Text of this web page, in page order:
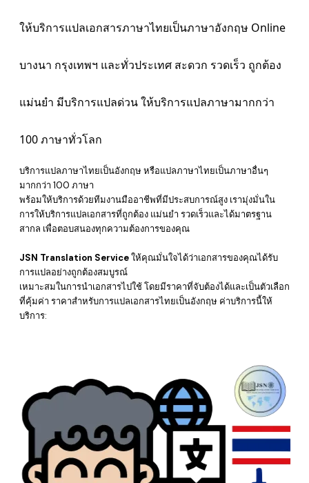
ให้บริการแปลเอกสารภาษาไทยเป็นภาษาอังกฤษ Online
บางนา กรุงเทพฯ และทั่วประเทศ สะดวก รวดเร็ว ถูกต้อง
แม่นยำ มีบริการแปลด่วน ให้บริการแปลภาษามากกว่า
100 ภาษาทั่วโลก
บริการแปลภาษาไทยเป็นอังกฤษ หรือแปลภาษาไทยเป็นภาษาอื่นๆ
มากกว่า 100 ภาษา
พร้อมให้บริการด้วยทีมงานมืออาชีพที่มีประสบการณ์สูง เรามุ่งมั่นใน
การให้บริการแปลเอกสารที่ถูกต้อง แม่นยำ รวดเร็วและได้มาตรฐาน
สากล เพื่อตอบสนองทุกความต้องการของคุณ
JSN Translation Serviceให้คุณมั่นใจได้ว่าเอกสารของคุณได้รับ
การแปลอย่างถูกต้องสมบูรณ์
​เหมาะสมในการนำเอกสารไปใช้โดยมีราคาที่จับต้องได้และเป็นตัวเลือก
ที่คุ้มค่า ราคาสำหรับการแปลเอกสารไทยเป็นอังกฤษ ค่าบริการนี้ให้
บริการ: